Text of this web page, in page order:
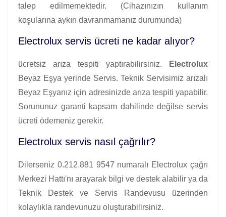
talep edilmemektedir. (Cihazınızın kullanım
koşularına aykırı davranmamanız durumunda)
Electrolux servis ücreti ne kadar alıyor?
ücretsiz arıza tespiti yaptırabilirsiniz.
Electrolux
Beyaz Eşya yerinde Servis. Teknik Servisimiz arızalı
Beyaz Eşyanız için adresinizde arıza tespiti yapabilir.
Sorununuz garanti kapsam dahilinde değilse servis
ücreti ödemeniz gerekir.
Electrolux servis nasıl çağrılır?
Dilerseniz 0.212.881 9547 numaralı Electrolux çağrı
Merkezi Hattı'nı arayarak bilgi ve destek alabilir ya da
Teknik Destek ve Servis Randevusu üzerinden
kolaylıkla randevunuzu oluşturabilirsiniz.